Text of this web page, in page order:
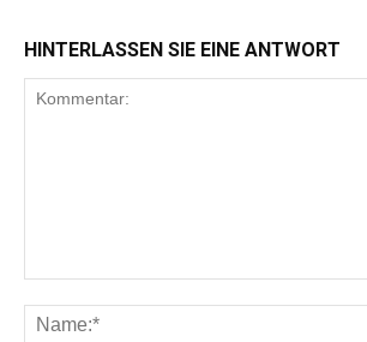
HINTERLASSEN SIE EINE ANTWORT